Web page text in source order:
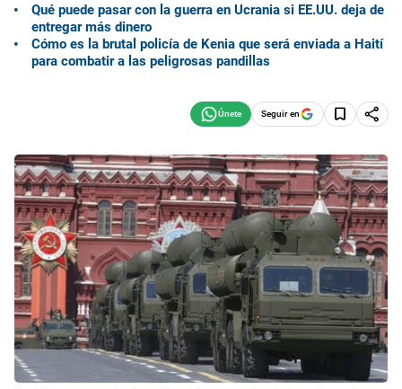
Qué puede pasar con la guerra en Ucrania si EE.UU. deja de
entregar más dinero
Cómo es la brutal policía de Kenia que será enviada a Haití
para combatir a las peligrosas pandillas
Seguir en